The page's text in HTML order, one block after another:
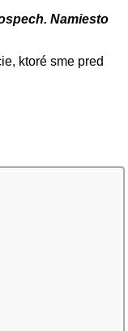
Namiesto
ktoré sme pred